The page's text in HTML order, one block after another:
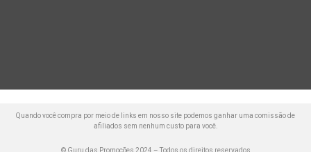
Quando você compra por meio de links em nosso site podemos ganhar uma comissão de
afiliados sem nenhum custo para você.
© Guru das Promoções 2024 – Todos os direitos reservados